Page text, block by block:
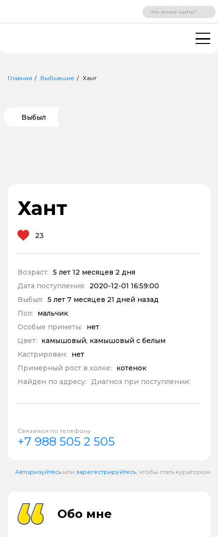
ВХОД РЕГИСТРАЦИЯ
Главная Выбывшие Хант
Выбыл
Хант
23
Возраст: 5 лет 12 месяцев 2 дня
Дата поступления:
2020-12-01 16:59:00
Выбыл: 5 лет 7 месяцев 21 дней назад
Пол:
мальчик
Особые приметы:
нет
Цвет:
камышовый, камышовый с белым
Кастрирован:
нет
Примерный рост в холке:
котенок
Найден по адресу: Диагноз при поступлении:
Связаться по телефону
+7 988 505 2 505
Авторизуйтесь или зарегестрируйтесь , чтобы стать куратором
Обо мне